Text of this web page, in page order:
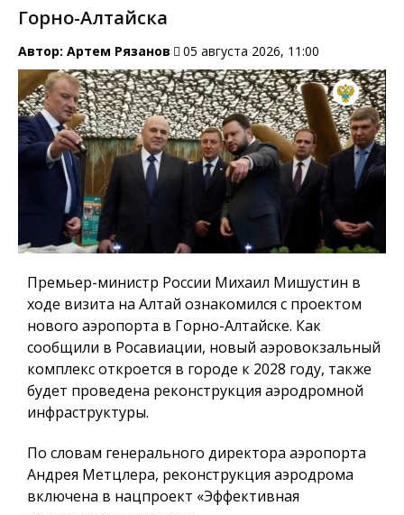
Горно-Алтайска
Автор: Артем Рязанов 05 августа 2026, 11:00
Премьер-министр России Михаил Мишустин в
ходе визита на Алтай ознакомился с проектом
нового аэропорта в Горно-Алтайске. Как
сообщили в Росавиации, новый аэровокзальный
комплекс откроется в городе к 2028 году, также
будет проведена реконструкция аэродромной
инфраструктуры.
По словам генерального директора аэропорта
Андрея Метцлера, реконструкция аэродрома
включена в нацпроект «Эффективная